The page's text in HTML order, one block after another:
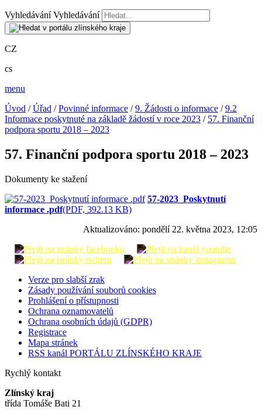
Vyhledávání Vyhledávání
CZ
cs
menu
Úvod /Úřad /Povinné informace /9. Žádosti o informace /9.2
Informace poskytnuté na základě žádostí v roce 2023 / 57. Finanční
podpora sportu 2018 – 2023
57. Finanční podpora sportu 2018 – 2023
Dokumenty ke stažení
57-2023_Poskytnutí
informace .pdf(PDF, 392.13 KB)
Aktualizováno: pondělí 22. května 2023, 12:05
Verze pro slabší zrak
Zásady používání souborů cookies
Prohlášení o přístupnosti
Ochrana oznamovatelů
Ochrana osobních údajů (GDPR)
Registrace
Mapa stránek
RSS kanál PORTÁLU ZLÍNSKÉHO KRAJE
Rychlý kontakt
Zlínský kraj
třída Tomáše Bati 21